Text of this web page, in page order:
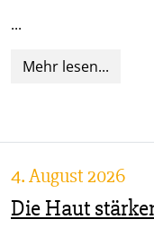
...
Mehr lesen...
4. August 2026
Die Haut